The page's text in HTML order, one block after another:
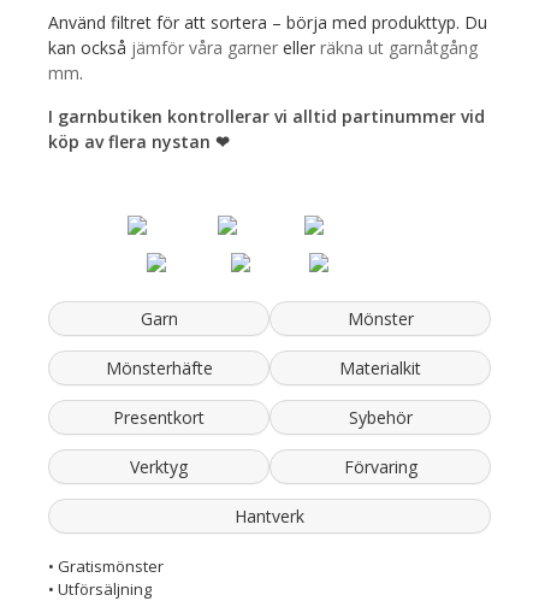
Använd filtret för att sortera – börja med produkttyp. Du
kan också jämför våra garner eller räkna ut garnåtgång
mm.
I garnbutiken kontrollerar vi alltid partinummer vid
köp av flera nystan ❤︎
Garn Mönster
Mönsterhäfte Materialkit
Presentkort Sybehör
Verktyg Förvaring
Hantverk
• Gratismönster
• Utförsäljning